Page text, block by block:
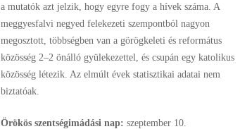
a mutatók azt jelzik, hogy egyre fogy a hívek száma. A
meggyesfalvi negyed felekezeti szempontból nagyon
megosztott, többségben van a görögkeleti és református
közösség 2–2 önálló gyülekezettel, és csupán egy katolikus
közösség létezik. Az elmúlt évek statisztikai adatai nem
biztatóak.
Örökös szentségimádási nap: szeptember 10.